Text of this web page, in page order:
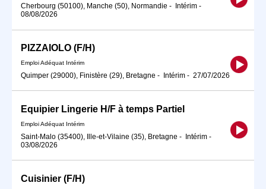
Cherbourg (50100), Manche (50), Normandie - Intérim -
08/08/2026
PIZZAIOLO (F/H)
Emploi Adéquat Intérim
Quimper (29000), Finistère (29), Bretagne - Intérim - 27/07/2026
Equipier Lingerie H/F à temps Partiel
Emploi Adéquat Intérim
Saint-Malo (35400), Ille-et-Vilaine (35), Bretagne - Intérim -
03/08/2026
Cuisinier (F/H)